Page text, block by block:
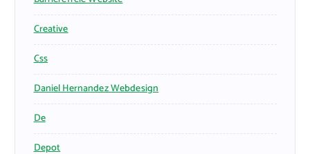
Creative
Css
Daniel Hernandez Webdesign
De
Depot